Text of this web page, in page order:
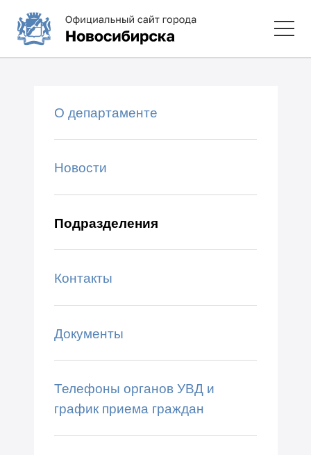
О департаменте
Новости
Подразделения
Контакты
Документы
Телефоны органов УВД и
график приема граждан